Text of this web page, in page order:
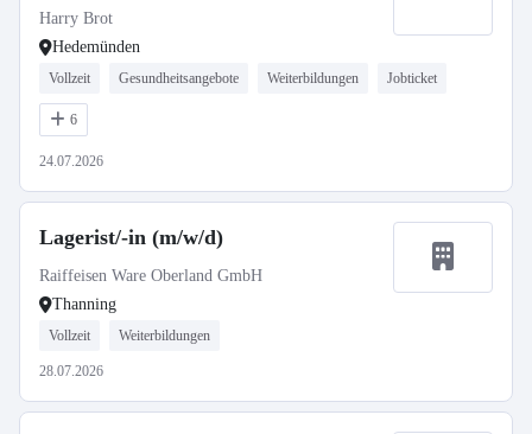
Harry Brot
Hedemünden
Vollzeit Gesundheitsangebote Weiterbildungen Jobticket
6
24.07.2026
Lagerist/-in (m/w/d)
Raiffeisen Ware Oberland GmbH
Thanning
Vollzeit Weiterbildungen
28.07.2026